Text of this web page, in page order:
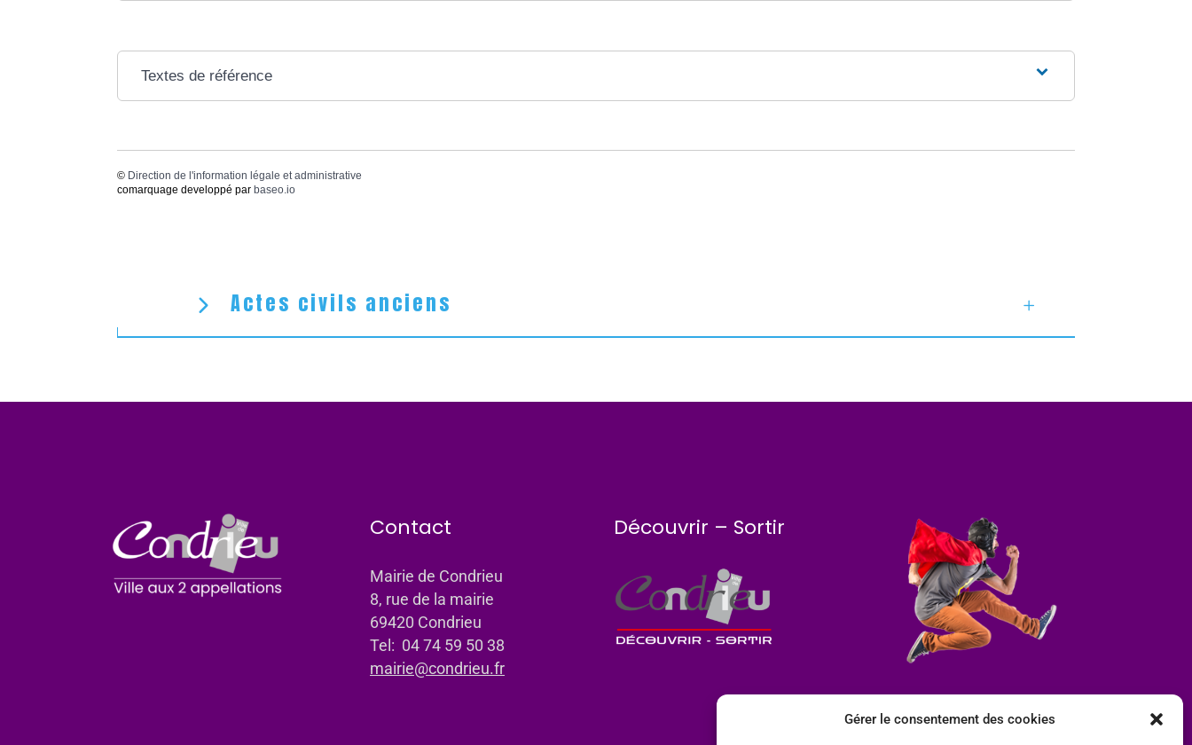
Gérer le consentement des cookies
Textes de référence
© Direction de l'information légale et administrative
comarquage developpé par baseo.io
Actes civils anciens
Contact
Mairie de Condrieu
8, rue de la mairie
69420 Condrieu
Tel: 04 74 59 50 38
mairie@condrieu.fr
Découvrir – Sortir